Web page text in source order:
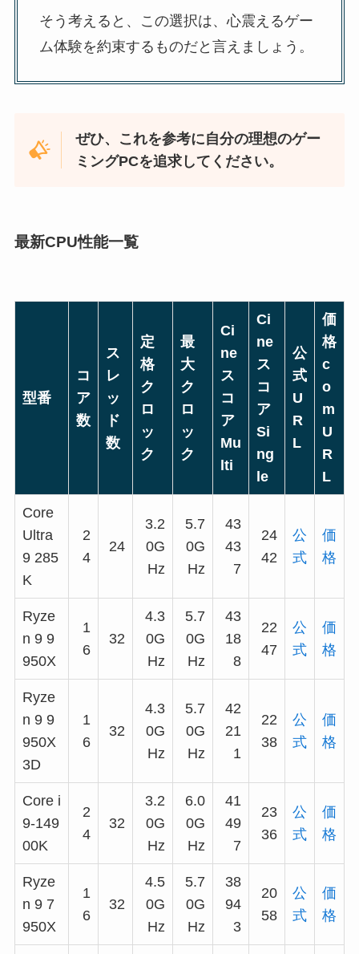
そう考えると、この選択は、心震えるゲー
ム体験を約束するものだと言えましょう。
ぜひ、これを参考に自分の理想のゲー
ミングPCを追求してください。
最新CPU性能一覧
型番
コ
ア
数
ス
レ
ッ
ド
数
定
格
ク
ロ
ッ
ク
最
大
ク
ロ
ッ
ク
Ci
ne
ス
コ
ア
Mu
lti
Ci
ne
ス
コ
ア
Si
ng
le
公
式
U
R
L
価
格
c
o
m
U
R
L
Core
Ultra
9 285
K
2
4
24
3.2
0G
Hz
5.7
0G
Hz
43
43
7
24
42
公
式
価
格
Ryze
n 9 9
950X
1
6
32
4.3
0G
Hz
5.7
0G
Hz
43
18
8
22
47
公
式
価
格
Ryze
n 9 9
950X
3D
1
6
32
4.3
0G
Hz
5.7
0G
Hz
42
21
1
22
38
公
式
価
格
Core i
9-149
00K
2
4
32
3.2
0G
Hz
6.0
0G
Hz
41
49
7
23
36
公
式
価
格
Ryze
n 9 7
950X
1
6
32
4.5
0G
Hz
5.7
0G
Hz
38
94
3
20
58
公
式
価
格